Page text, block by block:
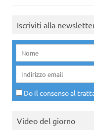
Iscriviti alla
Do il consenso al
Video del giorno